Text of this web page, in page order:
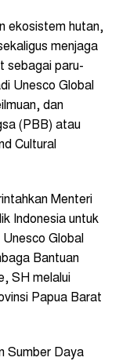
ekosistem hutan,
menjaga
sebagai paru-
Unesco Global
dan
(PBB) atau
Cultural
Menteri
Indonesia untuk
Global
Bantuan
SH melalui
Papua Barat
Sumber Daya